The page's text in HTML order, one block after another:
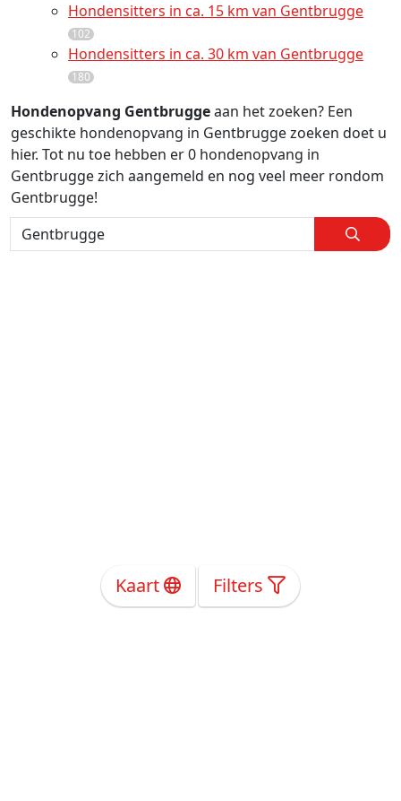
Hondensitters in ca. 15 km van Gentbrugge
102
Hondensitters in ca. 30 km van Gentbrugge
180
Hondenopvang Gentbruggeaan het zoeken? Een
geschikte hondenopvang in Gentbrugge zoeken doet u
hier. Tot nu toe hebben er 0 hondenopvang in
Gentbrugge zich aangemeld en nog veel meer rondom
Gentbrugge!
Kaart Filters